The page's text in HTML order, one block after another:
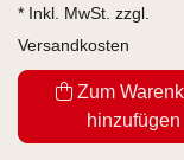
* Inkl. MwSt. zzgl.
Versandkosten
Zum
hinzufügen